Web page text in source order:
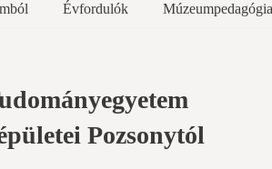
Évfordulók Múzeumpedagógia
Pozsonytól